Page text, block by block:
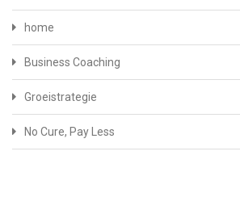
home
Business Coaching
Groeistrategie
No Cure, Pay Less